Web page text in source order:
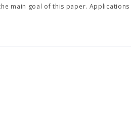
main goal of this paper.